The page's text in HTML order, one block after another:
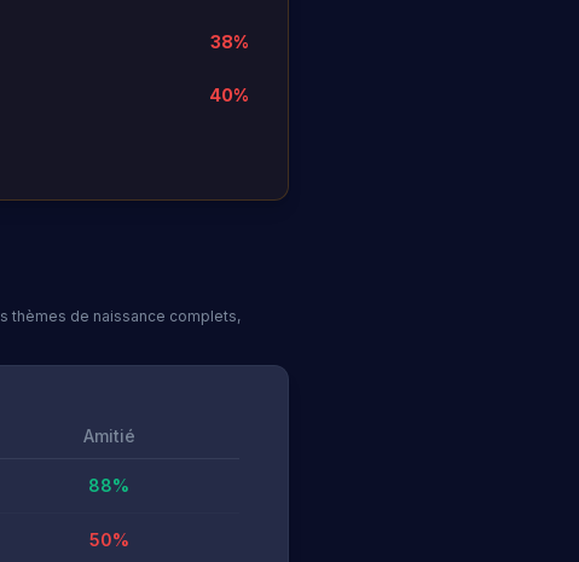
38%
40%
thèmes de naissance complets,
Amitié
88%
50%